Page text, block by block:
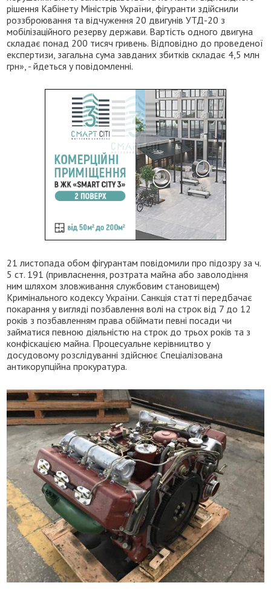
рішення Кабінету Міністрів України, фігуранти здійснили
роззброювання та відчуження 20 двигунів УТД-20 з
мобілізаційного резерву держави. Вартість одного двигуна
складає понад 200 тисяч гривень. Відповідно до проведеної
експертизи, загальна сума завданих збитків складає 4,5 млн
грн», - йдеться у повідомленні.
21 листопада обом фігурантам повідомили про підозру за ч.
5 ст. 191 (привласнення, розтрата майна або заволодіння
ним шляхом зловживання службовим становищем)
Кримінального кодексу України. Санкція статті передбачає
покарання у вигляді позбавлення волі на строк від 7 до 12
років з позбавленням права обіймати певні посади чи
займатися певною діяльністю на строк до трьох років та з
конфіскацією майна. Процесуальне керівництво у
досудовому розслідуванні здійснює Спеціалізована
антикорупційна прокуратура.